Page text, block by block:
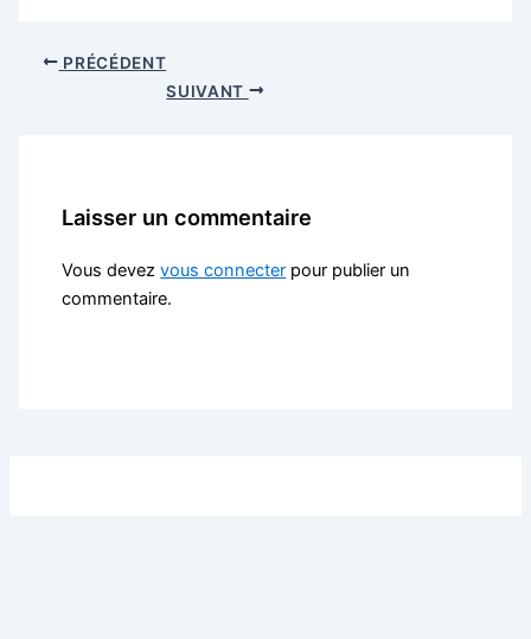
PRÉCÉDENT
SUIVANT
Laisser un commentaire
Vous devezvous connecter pour publier un
commentaire.